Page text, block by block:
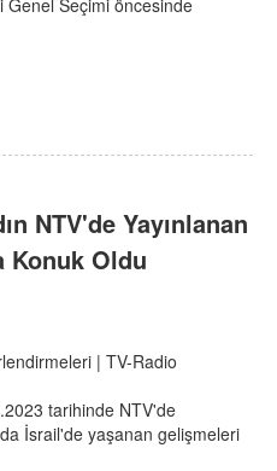
Genel Seçimi öncesinde
NTV'de Yayınlanan
Konuk Oldu
| TV-Radio
tarihinde NTV'de
İsrail'de yaşanan gelişmeleri